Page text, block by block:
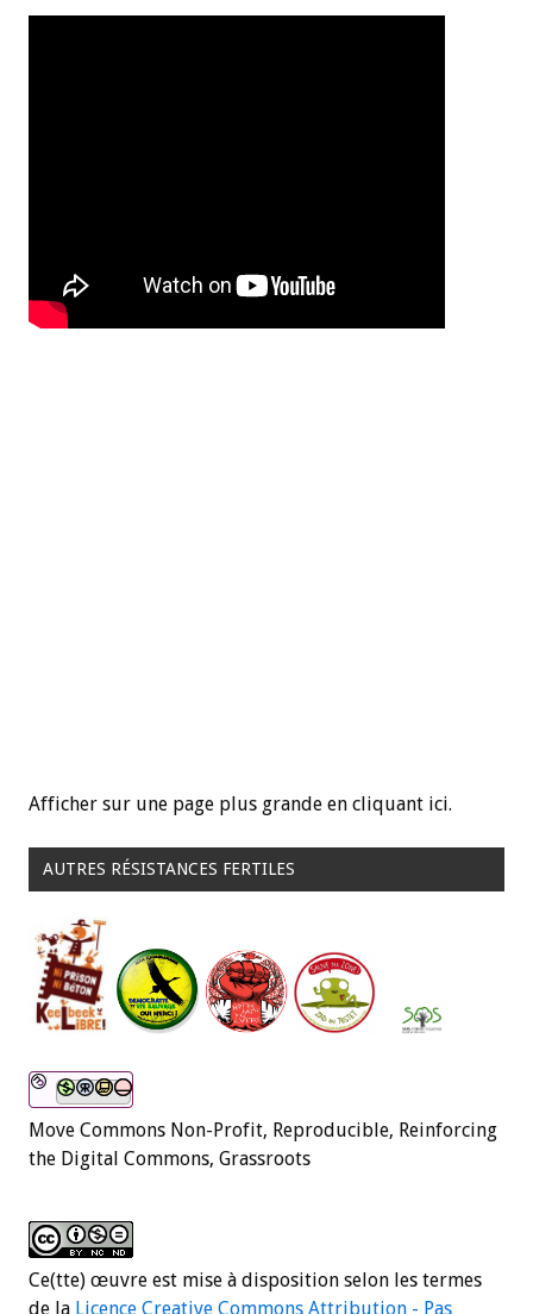
Afficher sur une page plus grande en cliquant ici.
AUTRES RÉSISTANCES FERTILES
Move Commons Non-Profit, Reproducible, Reinforcing
the Digital Commons, Grassroots
Ce(tte) œuvre est mise à disposition selon les termes
de la Licence Creative Commons Attribution - Pas